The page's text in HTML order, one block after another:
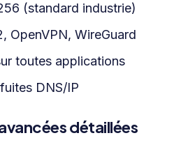
(standard industrie)
OpenVPN, WireGuard
toutes applications
DNS/IP
détaillées